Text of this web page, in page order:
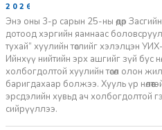
2026-07-27
Энэ оны 3-р сарын 25-ны өдөр
дотоод хэргийн яамнаас
тухай” хуулийн төслийг хэлэлцэн
Ийнхүү нийтийн эрх ашгийг зүй бус
холбогдолтой хуулийн төсөл олон
баригдахаар болжээ. Хууль үр
эрсдэлийн хувьд ач холбогдолтой
сийрүүллээ.